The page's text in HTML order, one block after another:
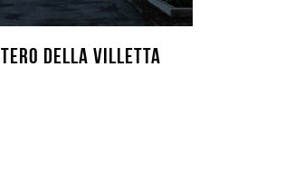
della Villetta